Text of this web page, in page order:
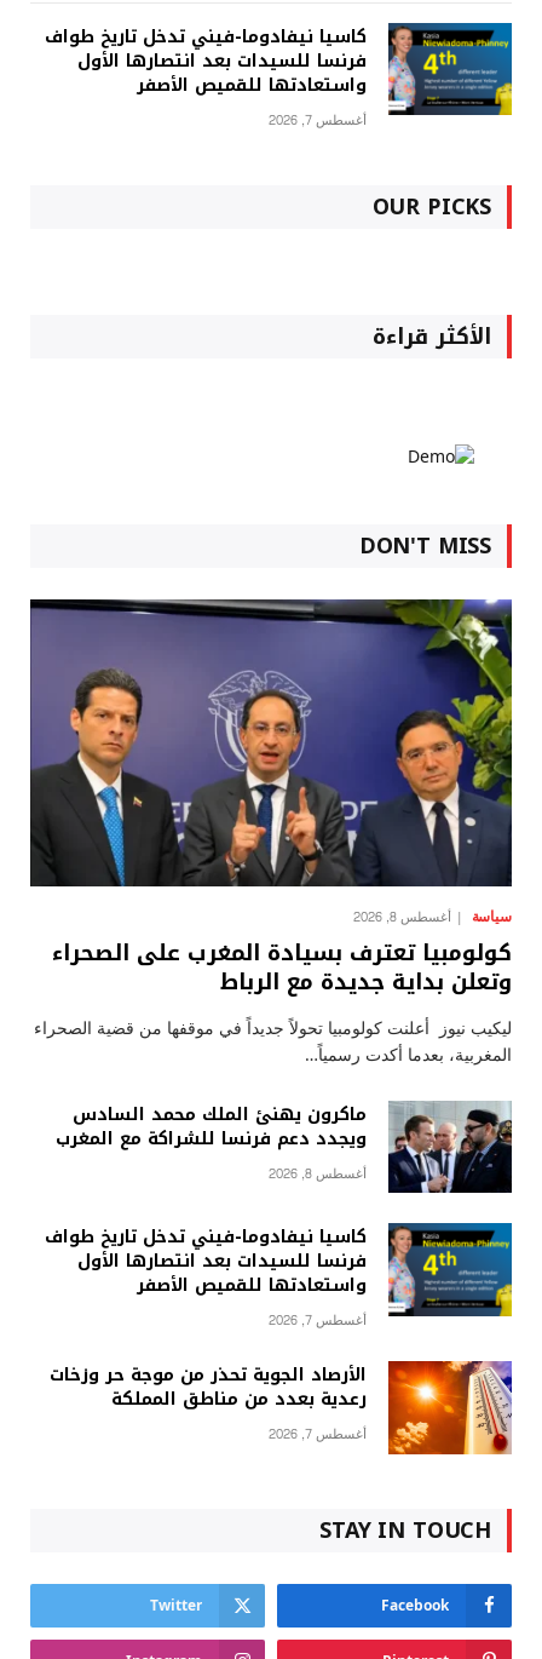
كاسيا نيفادوما-فيني تدخل تاريخ طواف
فرنسا للسيدات بعد انتصارها الأول
واستعادتها للقميص الأصفر
أغسطس 7, 2026
OUR PICKS
الأكثر قراءة
DON'T MISS
سياسة أغسطس 8, 2026
كولومبيا تعترف بسيادة المغرب على الصحراء
وتعلن بداية جديدة مع الرباط
ليكيب نيوز أعلنت كولومبيا تحولاً جديداً في موقفها من قضية الصحراء
المغربية، بعدما أكدت رسمياً…
ماكرون يهنئ الملك محمد السادس
ويجدد دعم فرنسا للشراكة مع المغرب
أغسطس 8, 2026
كاسيا نيفادوما-فيني تدخل تاريخ طواف
فرنسا للسيدات بعد انتصارها الأول
واستعادتها للقميص الأصفر
أغسطس 7, 2026
الأرصاد الجوية تحذر من موجة حر وزخات
رعدية بعدد من مناطق المملكة
أغسطس 7, 2026
STAY IN TOUCH
Facebook
Twitter